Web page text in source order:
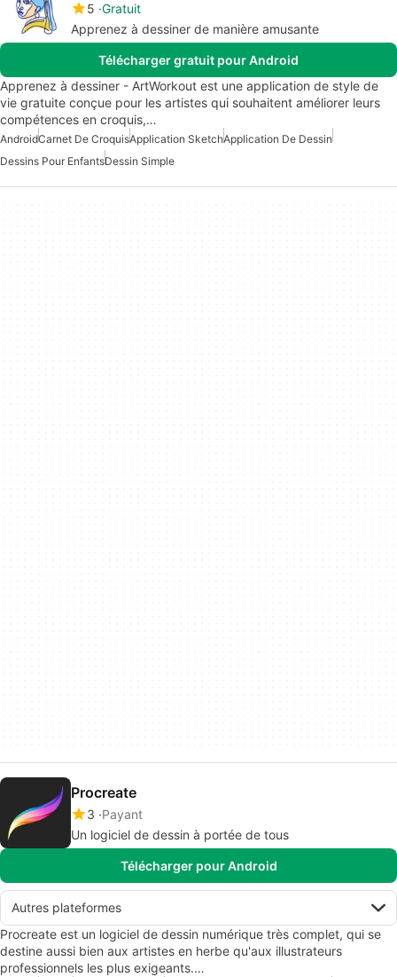
5 Gratuit
Apprenez à dessiner de manière amusante
Télécharger gratuit pour Android
Apprenez à dessiner - ArtWorkout est une application de style de
vie gratuite conçue pour les artistes qui souhaitent améliorer leurs
compétences en croquis,…
AndroidCarnet De CroquisApplication SketchApplication De Dessin
Dessins Pour EnfantsDessin Simple
Procreate
3 Payant
Un logiciel de dessin à portée de tous
Télécharger pour Android
Autres plateformes
Procreate est un logiciel de dessin numérique très complet, qui se
destine aussi bien aux artistes en herbe qu'aux illustrateurs
professionnels les plus exigeants.…